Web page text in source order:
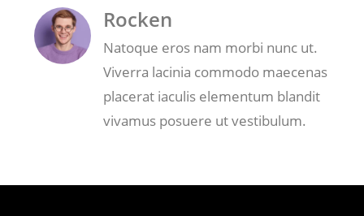
Rocken
Natoque eros nam morbi nunc ut.
Viverra lacinia commodo maecenas
placerat iaculis elementum blandit
vivamus posuere ut vestibulum.